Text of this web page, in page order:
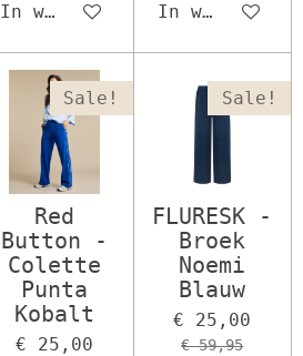
In winkelwagen In
Sale!
Red
Button -
Colette
Punta
Kobalt
€ 25,00
Sale!
FLURESK -
Broek
Noemi
Blauw
€ 25,00
€ 59,95